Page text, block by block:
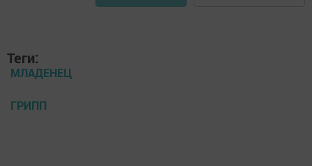
Теги:
МЛАДЕНЕЦ
ГРИПП